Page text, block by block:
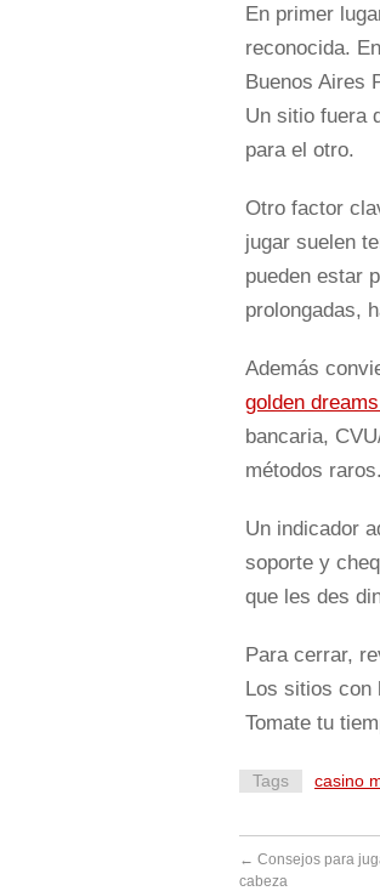
En primer
reconocida.
Buenos Aires
Un sitio fuera
para el otro.
Otro factor
jugar suelen
pueden estar
prolongadas,
Además
golden
bancaria,
métodos raros.
Un indicador
soporte y
que les des
Para cerrar,
Los sitios con
Tomate tu
Tags casino
← Consejos para
cabeza